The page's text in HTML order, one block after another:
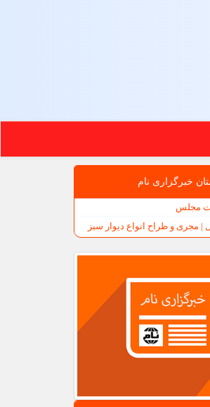
خبرگزاری نام
مجلس
| مجری و طراح انواع دیوار سبز